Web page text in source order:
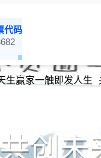
代码
生赢家一触即发人生
创